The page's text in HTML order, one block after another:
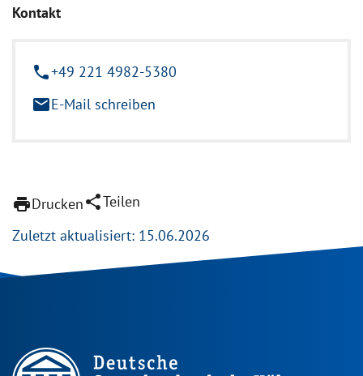
Kontakt
phone+49 221 4982-5380
emailE-Mail schreiben
printDruckenshareTeilen
Zuletzt aktualisiert: 15.06.2026